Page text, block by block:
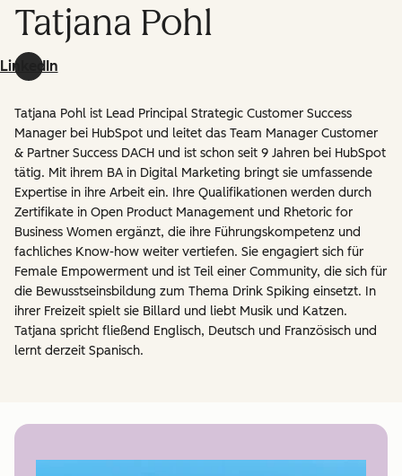
Tatjana Pohl
LinkedIn
Tatjana Pohl ist Lead Principal Strategic Customer Success
Manager bei HubSpot und leitet das Team Manager Customer
& Partner Success DACH und ist schon seit 9 Jahren bei HubSpot
tätig. Mit ihrem BA in Digital Marketing bringt sie umfassende
Expertise in ihre Arbeit ein. Ihre Qualifikationen werden durch
Zertifikate in Open Product Management und Rhetoric for
Business Women ergänzt, die ihre Führungskompetenz und
fachliches Know-how weiter vertiefen. Sie engagiert sich für
Female Empowerment und ist Teil einer Community, die sich für
die Bewusstseinsbildung zum Thema Drink Spiking einsetzt. In
ihrer Freizeit spielt sie Billard und liebt Musik und Katzen.
Tatjana spricht fließend Englisch, Deutsch und Französisch und
lernt derzeit Spanisch.